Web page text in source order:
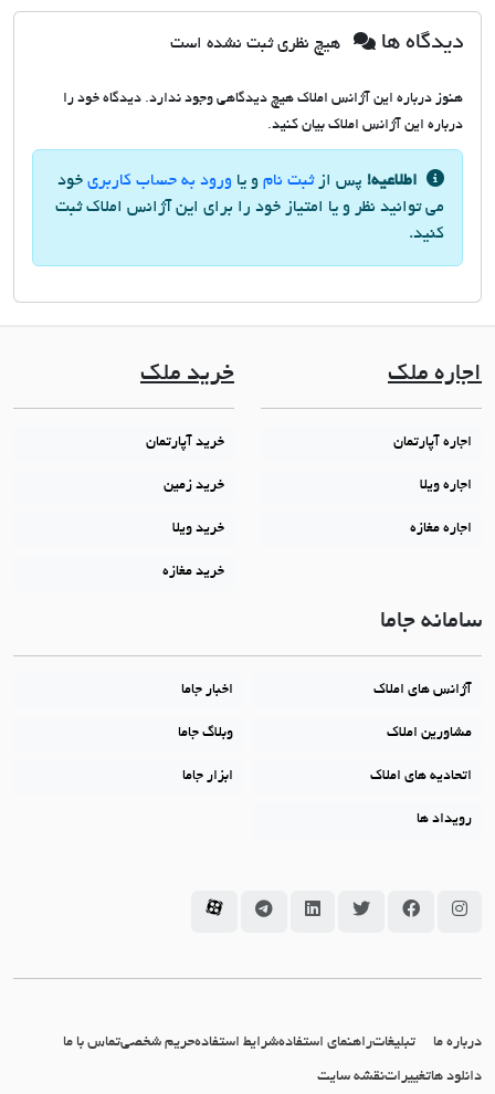
دیدگاه ها هیچ نظری ثبت نشده است
هنوز درباره این آژانس املاک هیچ دیدگاهی وجود ندارد. دیدگاه خود را
درباره این آژانس املاک بیان کنید.
اطلاعیه! پس ازثبت نام و یا ورود به حساب کاربری خود
می توانید نظر و یا امتیاز خود را برای این آژانس املاک ثبت
کنید.
اجاره ملک
اجاره آپارتمان
اجاره ویلا
اجاره مغازه
خرید ملک
خرید آپارتمان
خرید زمین
خرید ویلا
خرید مغازه
سامانه جاما
آژانس های املاک اخبار جاما
مشاورین املاک وبلاگ جاما
اتحادیه های املاک ابزار جاما
رویداد ها
سامانه جاما در اینستاگرام
سامانه جاما در فیسبوک
سامانه جاما در توئیتر
سامانه جاما در لینکداین
سامانه جاما در تلگرام
سامانه جاما در آپارات
درباره ما تبلیغاتراهنمای استفادهشرایط استفادهحریم شخصیتماس با ما
دانلود هاتغییراتنقشه سایت